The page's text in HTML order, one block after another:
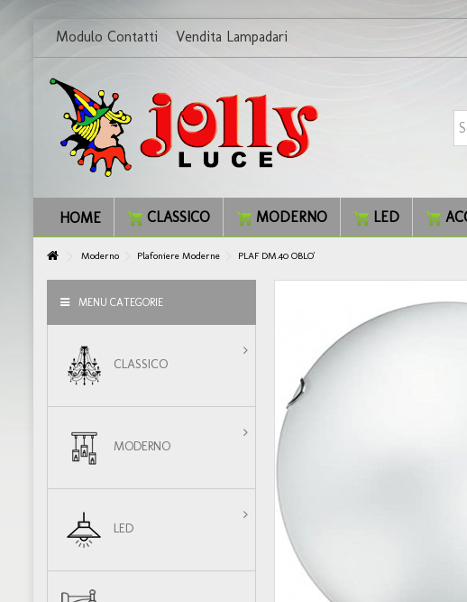
Modulo Contatti Vendita Lampadari
HOME CLASSICO MODERNO LED
Moderno Plafoniere Moderne PLAF DM.40 OBLO'
MENU CATEGORIE
CLASSICO
MODERNO
LED